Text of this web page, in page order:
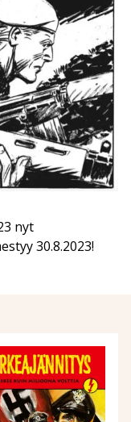
nyt
30.8.2023!